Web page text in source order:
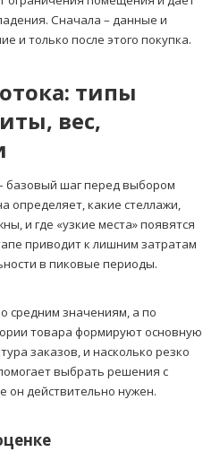
Сначала – данные и
и только после этого покупка.
типы
вес,
базовый шаг перед выбором
определяет, какие стеллажи,
и где «узкие места» появятся
приводит к лишним затратам
в пиковые периоды.
средним значениям, а по
товара формируют основную
заказов, и насколько резко
выбрать решения с
он действительно нужен.